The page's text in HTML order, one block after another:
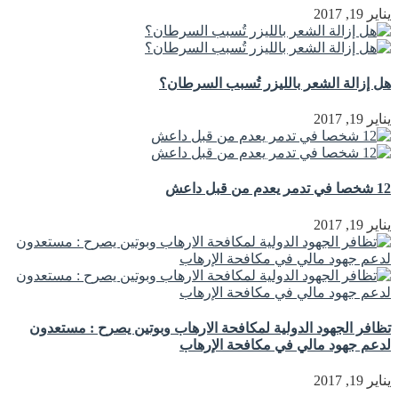
يناير 19, 2017
هل إزالة الشعر بالليزر تُسبب السرطان؟
يناير 19, 2017
12 شخصا في تدمر يعدم من قبل داعش
يناير 19, 2017
تظافر الجهود الدولية لمكافحة الارهاب وبوتين يصرح : مستعدون
لدعم جهود مالي في مكافحة الإرهاب
يناير 19, 2017